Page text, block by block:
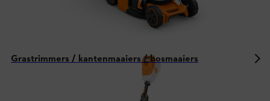
Grastrimmers / kantenmaaiers / bosmaaiers